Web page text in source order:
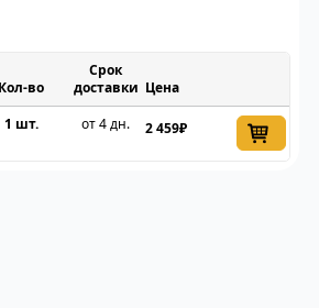
Срок
доставки Цена
1 шт. от 4 дн. 2 459₽